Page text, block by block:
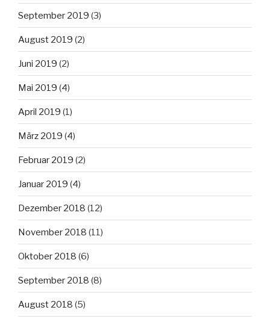
September 2019 (3)
August 2019 (2)
Juni 2019 (2)
Mai 2019 (4)
April 2019 (1)
März 2019 (4)
Februar 2019 (2)
Januar 2019 (4)
Dezember 2018 (12)
November 2018 (11)
Oktober 2018 (6)
September 2018 (8)
August 2018 (5)